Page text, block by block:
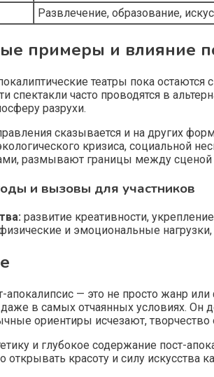
Развлечение, образование,
примеры и влияние
театры пока
спектакли часто проводятся в
разрухи.
сказывается и на других
кризиса, социальной
размывают границы между сценой
и вызовы для участников
развитие креативности,
и эмоциональные
апокалипсис — это не просто жанр
в самых отчаянных условиях. Он
ориентиры исчезают, творчество
и глубокое содержание пост-
открывать красоту и силу искусства